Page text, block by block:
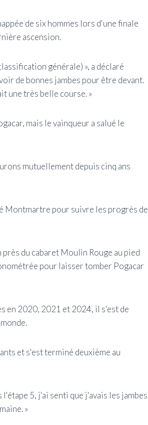
de six hommes lors d'une finale
ascension.
générale) », a déclaré
de bonnes jambes pour être devant.
une très belle course. »
mais le vainqueur a salué le
mutuellement depuis cinq ans
Montmartre pour suivre les progrès de
du cabaret Moulin Rouge au pied
pour laisser tomber Pogacar
en 2020, 2021 et 2024, il s'est de
et s'est terminé deuxième au
5, j'ai senti que j'avais les jambes
»